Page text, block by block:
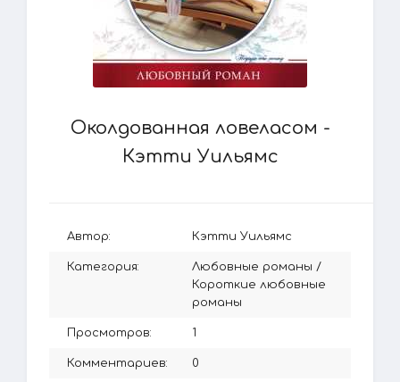
Околдованная ловеласом -
Кэтти Уильямс
Автор: Кэтти Уильямс
Категория: Любовные романы /
Короткие любовные
романы
Просмотров: 1
Комментариев: 0